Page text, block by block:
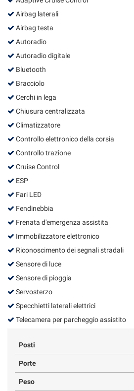
Airbag laterali
Airbag testa
Autoradio
Autoradio digitale
Bluetooth
Bracciolo
Cerchi in lega
Chiusura centralizzata
Climatizzatore
Controllo elettronico della corsia
Controllo trazione
Cruise Control
ESP
Fari LED
Fendinebbia
Frenata d'emergenza assistita
Immobilizzatore elettronico
Riconoscimento dei segnali stradali
Sensore di luce
Sensore di pioggia
Servosterzo
Specchietti laterali elettrici
Telecamera per parcheggio assistito
Posti
Porte
Peso
Salva
le